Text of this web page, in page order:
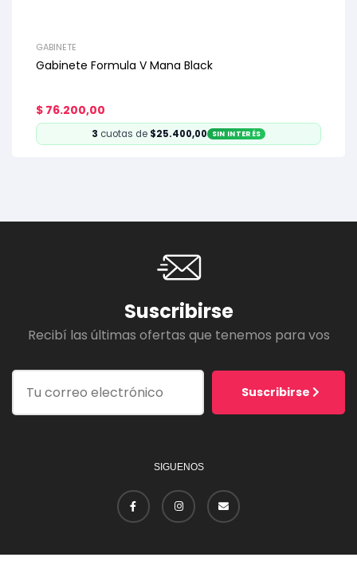
GABINETE
Gabinete Formula V Mana Black
$ 76.200,00
3 cuotas de $25.400,00 SIN INTERÉS
Suscribirse
Recibí las últimas ofertas que tenemos para vos
Suscribirse
SIGUENOS